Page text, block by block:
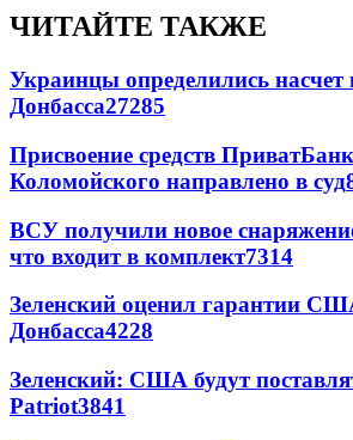
ЧИТАЙТЕ ТАКЖЕ
Украинцы определились насчет
Донбасса27285
Присвоение средств
Коломойского направлено в суд
ВСУ получили новое
что входит в комплект7314
Зеленский оценил гарантии
Донбасса4228
Зеленский: США будут
Patriot3841